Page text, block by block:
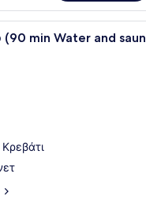
Ένα δωμάτιο ξενοδοχείου
(90 min Water and